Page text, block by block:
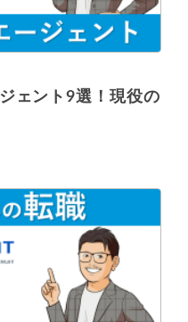
ェント9選！現役の